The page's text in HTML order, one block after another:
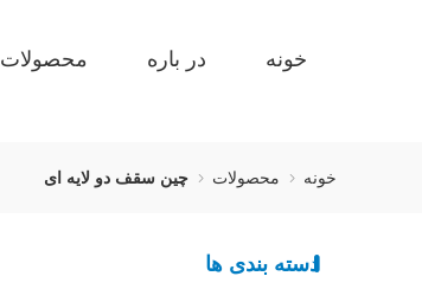
خونه در باره محصولات
خونه محصولات چین سقف دو لایه ای
دسته بندی ها